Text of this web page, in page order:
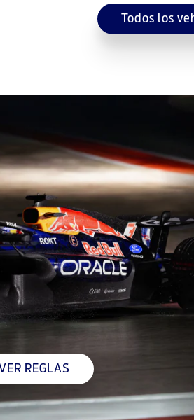
Todos los
REGLAS